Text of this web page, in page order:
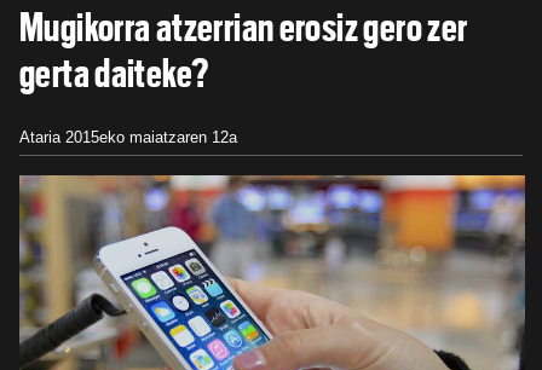
Mugikorra atzerrian erosiz gero zer
gerta daiteke?
Ataria 2015eko maiatzaren 12a